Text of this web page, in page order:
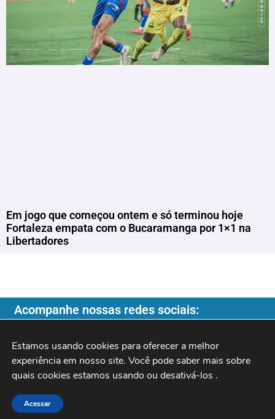
Em jogo que começou ontem e só terminou hoje
Fortaleza empata com o Bucaramanga por 1×1 na
Libertadores
Acompanhe nossas redes sociais:
Copyright ©️ 2026| Programa do Rochinha |
Estamos usando cookies para oferecer a melhor
experiência em nosso site. Você pode saber mais sobre
quais cookies estamos usando ou desativá-los .
Acessar